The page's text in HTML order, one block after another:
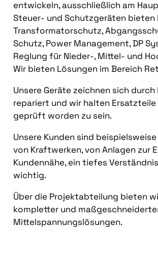
entwickeln, ausschließlich am
Steuer- und Schutzgeräten
Transformatorschutz,
Schutz, Power Management, DP
Reglung für Nieder-, Mittel- und
Wir bieten Lösungen im Bereich
Unsere Geräte zeichnen sich
repariert und wir halten Ersatzteile
geprüft worden zu sein.
Unsere Kunden sind
von Kraftwerken, von Anlagen zur
Kundennähe, ein tiefes
wichtig.
Über die Projektabteilung bieten
kompletter und
Mittelspannungslösungen.